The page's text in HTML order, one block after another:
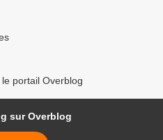
portail Overblog
sur Overblog